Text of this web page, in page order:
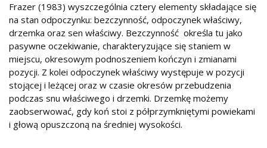
Frazer (1983) wyszczególnia cztery elementy składające się
na stan odpoczynku: bezczynność, odpoczynek właściwy,
drzemka oraz sen właściwy. Bezczynność określa tu jako
pasywne oczekiwanie, charakteryzujące się staniem w
miejscu, okresowym podnoszeniem kończyn i zmianami
pozycji. Z kolei odpoczynek właściwy występuje w pozycji
stojącej i leżącej oraz w czasie okresów przebudzenia
podczas snu właściwego i drzemki. Drzemkę możemy
zaobserwować, gdy koń stoi z półprzymkniętymi powiekami
i głową opuszczoną na średniej wysokości.